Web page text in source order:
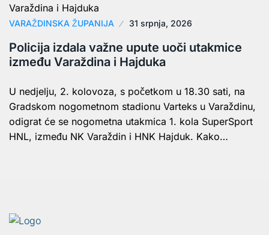
VARAŽDINSKA ŽUPANIJA 31 srpnja, 2026
Policija izdala važne upute uoči utakmice
između Varaždina i Hajduka
U nedjelju, 2. kolovoza, s početkom u 18.30 sati, na
Gradskom nogometnom stadionu Varteks u Varaždinu,
odigrat će se nogometna utakmica 1. kola SuperSport
HNL, između NK Varaždin i HNK Hajduk. Kako…